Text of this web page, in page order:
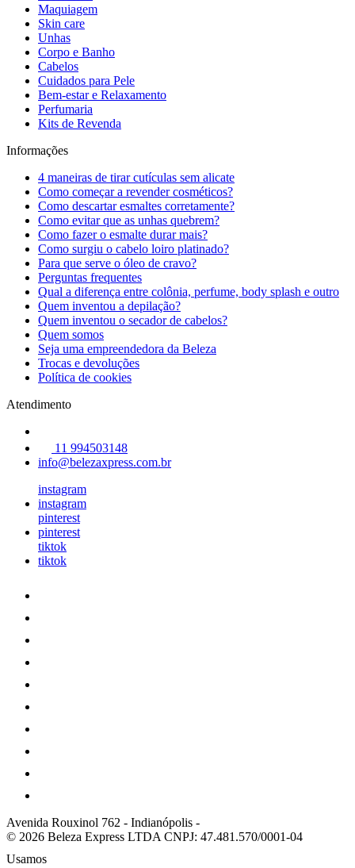
Maquiagem
Skin care
Unhas
Corpo e Banho
Cabelos
Cuidados para Pele
Bem-estar e Relaxamento
Perfumaria
Kits de Revenda
Informações
4 maneiras de tirar cutículas sem alicate
Como começar a revender cosméticos?
Como descartar esmaltes corretamente?
Como evitar que as unhas quebrem?
Como fazer o esmalte durar mais?
Como surgiu o cabelo loiro platinado?
Para que serve o óleo de cravo?
Perguntas frequentes
Qual a diferença entre colônia, perfume, body splash e outro
Quem inventou a depilação?
Quem inventou o secador de cabelos?
Quem somos
Seja uma empreendedora da Beleza
Trocas e devoluções
Política de cookies
Atendimento
11 994503148
info@belezaxpress.com.br
instagram
instagram
pinterest
pinterest
tiktok
tiktok
Avenida Rouxinol 762 - Indianópolis -
© 2026 Beleza Express LTDA CNPJ: 47.481.570/0001-04
Usamos